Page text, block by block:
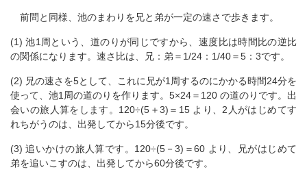
前問と同様、池のまわりを兄と弟が一定の速さで歩きます。
(1) 池1周という、道のりが同じですから、速度比は時間比の逆比
の関係になります。速さ比は、兄：弟＝1/24：1/40＝5：3です。
(2) 兄の速さを5として、これに兄が1周するのにかかる時間24分を
使って、池1周の道のりを作ります。5×24＝120 の道のりです。出
会いの旅人算をします。120÷(5＋3)＝15 より、2人がはじめてす
れちがうのは、出発してから15分後です。
(3) 追いかけの旅人算です。120÷(5－3)＝60 より、兄がはじめて
弟を追いこすのは、出発してから60分後です。